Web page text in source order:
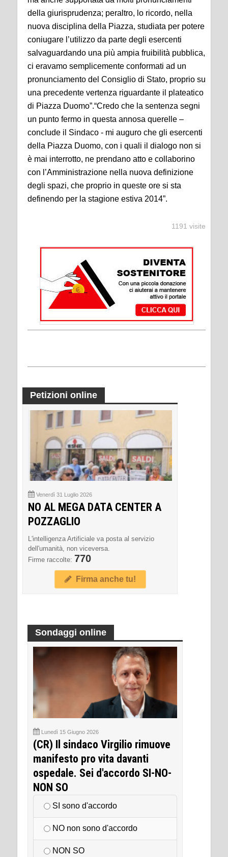
della giurisprudenza; peraltro, lo ricordo, nella
nuova disciplina della Piazza, studiata per potere
coniugare l’utilizzo da parte degli esercenti
salvaguardando una più ampia fruibilità pubblica,
ci eravamo semplicemente conformati ad un
pronunciamento del Consiglio di Stato, proprio su
una precedente vertenza riguardante il plateatico
di Piazza Duomo”.“Credo che la sentenza segni
un punto fermo in questa annosa querelle –
conclude il Sindaco - mi auguro che gli esercenti
della Piazza Duomo, con i quali il dialogo non si
è mai interrotto, ne prendano atto e collaborino
con l’Amministrazione nella nuova definizione
degli spazi, che proprio in queste ore si sta
definendo per la stagione estiva 2014”.
1191 visite
Petizioni online
Venerdì 31 Luglio 2026
NO AL MEGA DATA CENTER A
POZZAGLIO
L'intelligenza Artificiale va posta al servizio
dell'umanità, non viceversa.
Firme raccolte: 770
Firma anche tu!
Sondaggi online
Lunedì 15 Giugno 2026
(CR) Il sindaco Virgilio rimuove
manifesto pro vita davanti
ospedale. Sei d'accordo SI-NO-
NON SO
SI sono d'accordo
NO non sono d'accordo
NON SO